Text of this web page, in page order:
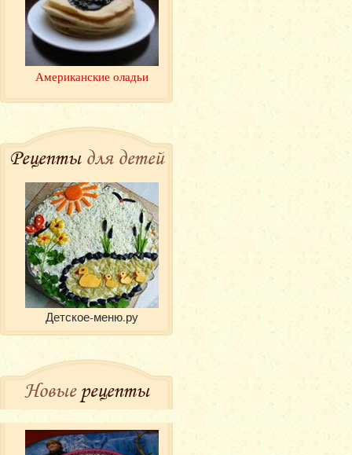
Американские оладьи
Рецепты для детей
Детское-меню.ру
Новыерецепты